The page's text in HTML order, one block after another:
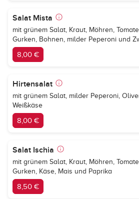
Salat Mista
mit grünem Salat, Kraut, Möhren,
Gurken, Bohnen, milder Peperoni und
8,00 €
Hirtensalat
mit grünem Salat, milder Peperoni,
Weißkäse
8,00 €
Salat Ischia
mit grünem Salat, Kraut, Möhren,
Gurken, Käse, Mais und Paprika
8,50 €